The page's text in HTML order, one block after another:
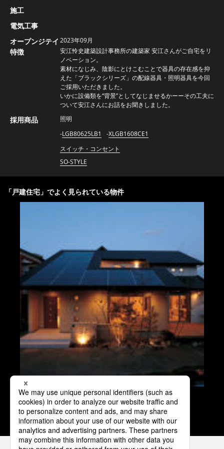
施工
電気工事
オープンジテイ 2023年09月
特徴
安江怜史建築設計事務所の建築家 安江さんがご自宅をリ
ノベーション。
素材になじみ、陰影にとけこむことで器具の存在感を抑
えた「ブラックシリーズ」の配線器具・照明器具を今回
ご採用いただきました。
いかに設備類を“背景”としてなじませるかーーその工夫に
ついて安江さんにお話をお聞きしました。
採用商品
照明
LGB80625LB1
XLGB1608CE1
スイッチ・コンセント
SO-STYLE
「戸建住宅 」でよく見られている物件
エコイエ 門真モデルハウス
すべての物件